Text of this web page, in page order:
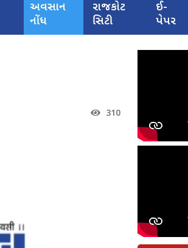
અવસાન
નોંધ
રાજકોટ
સિટી
ઈ-
પેપર
310